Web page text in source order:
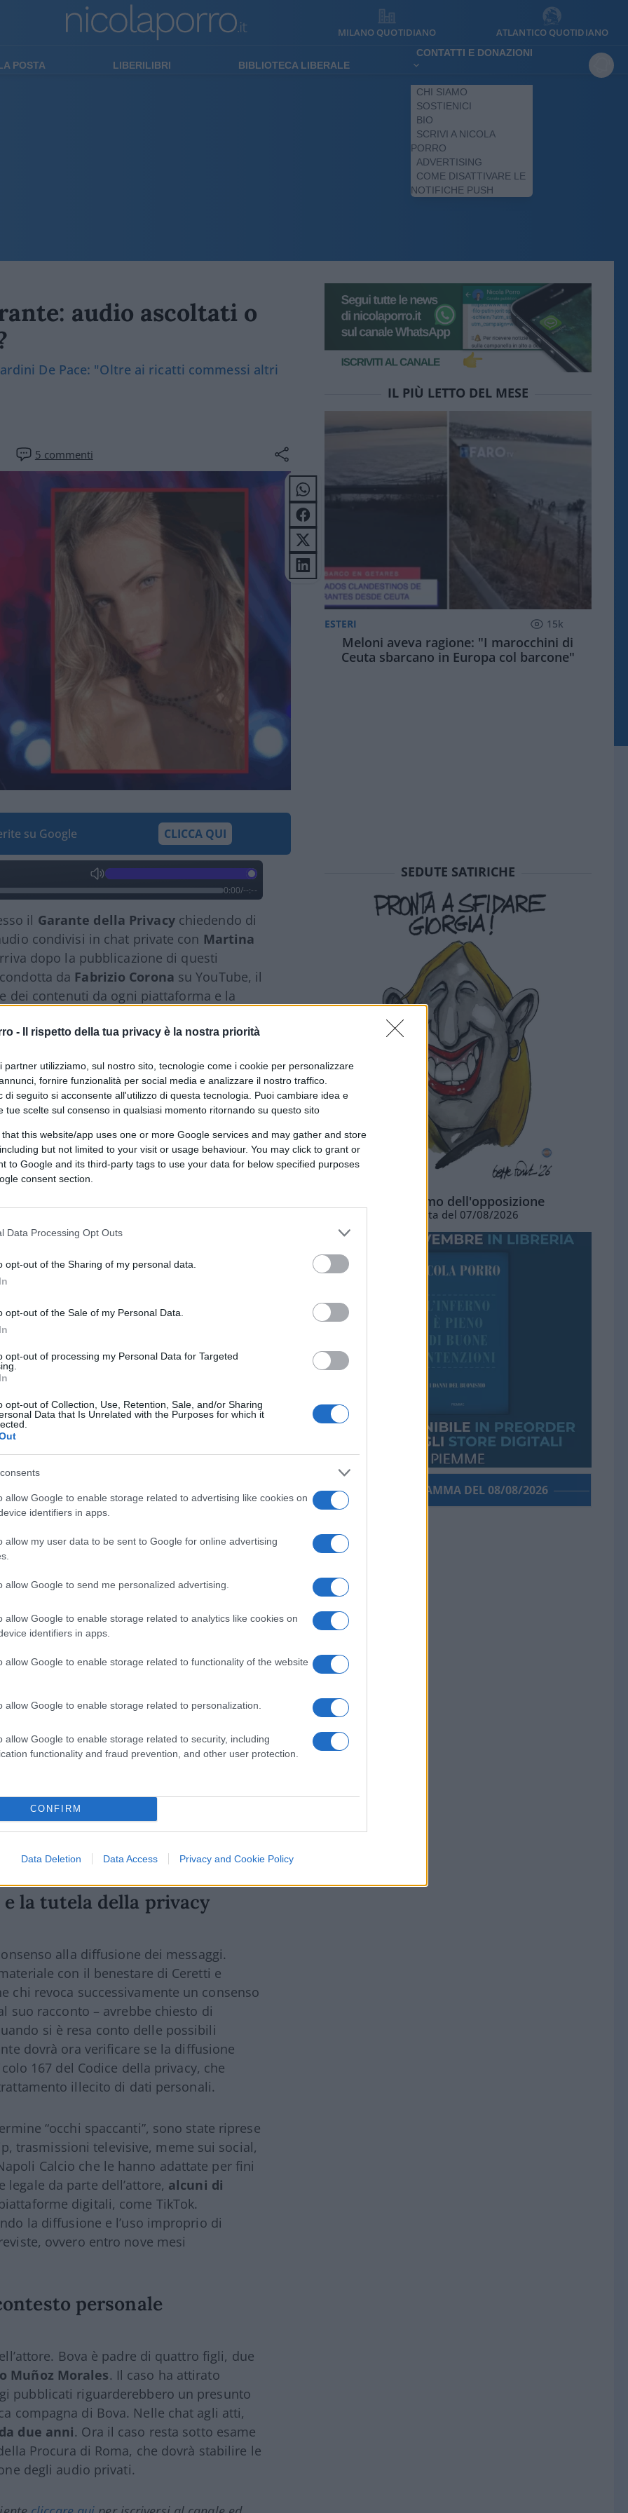
- Il rispetto della tua privacy è la nostra priorità
partner utilizziamo, sul nostro sito, tecnologie come i cookie per personalizzare
fornire funzionalità per social media e analizzare il nostro traffico.
di seguito si acconsente all'utilizzo di questa tecnologia. Puoi cambiare idea e
tue scelte sul consenso in qualsiasi momento ritornando su questo sito
that this website/app uses one or more Google services and may gather and store
but not limited to your visit or usage behaviour. You may click to grant or
to Google and its third-party tags to use your data for below specified purposes
consent section.
Data Processing Opt Outs
opt-out of the Sharing of my personal data.
opt-out of the Sale of my Personal Data.
opt-out of processing my Personal Data for Targeted
opt-out of Collection, Use, Retention, Sale, and/or Sharing
Data that Is Unrelated with the Purposes for which it
allow Google to enable storage related to advertising like cookies on
identifiers in apps.
allow my user data to be sent to Google for online advertising
allow Google to send me personalized advertising.
allow Google to enable storage related to analytics like cookies on
identifiers in apps.
allow Google to enable storage related to functionality of the website
allow Google to enable storage related to personalization.
allow Google to enable storage related to security, including
functionality and fraud prevention, and other user protection.
CONFIRM
Data Deletion Data Access Privacy and Cookie Policy
MILANO QUOTIDIANO ATLANTICO QUOTIDIANO
POSTA LIBERILIBRI BIBLIOTECA LIBERALE
CONTATTI E DONAZIONI
CHI SIAMO
SOSTIENICI
BIO
SCRIVI A NICOLA
PORRO
ADVERTISING
COME DISATTIVARE LE
NOTIFICHE PUSH
audio ascoltati o
De Pace: "Oltre ai ricatti commessi altri
5 commenti
su Google CLICCA QUI
0:00/--:--
il Garante della Privacychiedendo di
condivisi in chat private con Martina
dopo la pubblicazione di questi
da Fabrizio Corona su YouTube, il
dei contenuti da ogni piattaforma e la
legate alla sua privacy.
ex fotografo e conduttore del programma
social media, giornali e programmi
questi file daFederico Monzino, 29 anni e
Ceretti. Monzino afferma che la
inviarlo a Corona, insieme al suo
avrebbe poi cambiato idea,
Annamaria Bernardini
Annamaria Bernardini de Pace, ex
. “Tutta questa storia è comunque
è comportato da persona per bene, che
fa la maggior parte dei personaggi
ha detto la legale. “Lui invece
di questo rischio”. La scelta dell’ex
dei giornali. “Raoul mi ha telefonato
‘Mi aiuti?’. Così gli ho consigliato
di farsi assistere – ha spiegato De Pace
come coppia ma lo sono come
una stron…”. E ancora: “
che ha fatto il loro padre, cioè del
non a caso ha interpretato come attore
l’esposto al Garante chiedendo
ela condivisione delle
che sono diventati oggetto di attenzione
– spiega l’avvocato – nel momento in
vengono commessi altri reati, che
per tentata estorsione
puntata di “Falsissimo”, il 10 e 11 luglio,
da un numero spagnolo, con proposte
di “un regalo”.L’attore ha sporto
di Roma ha aperto un’inchiesta per
a Monzino, a Ceretti e a Corona
audio.
la tutela della privacy
alla diffusione dei messaggi.
con il benestare di Ceretti e
chi revoca successivamente un consenso
suo racconto – avrebbe chiesto di
si è resa conto delle possibili
dovrà ora verificare se la diffusione
167 del Codice della privacy, che
illecito di dati personali.
“occhi spaccanti”, sono state riprese
trasmissioni televisive, meme sui social,
Calcio che le hanno adattate per fini
da parte dell’attore, alcuni di
digitali, come TikTok.
la diffusione e l’uso improprio di
ovvero entro nove mesi
personale
Bova è padre di quattro figli, due
Muñoz Morales. Il caso ha attirato
pubblicati riguarderebbero un presunto
compagna di Bova. Nelle chat agli atti,
due anni. Ora il caso resta sotto esame
Procura di Roma, che dovrà stabilire le
degli audio privati.
IL PIÙ LETTO DEL MESE
ESTERI 15k
Meloni aveva ragione: "I marocchini di
Ceuta sbarcano in Europa col barcone"
SEDUTE SATIRICHE
L'ottimismo dell'opposizione
Vignetta del 07/08/2026
PORROGRAMMA DEL 08/08/2026